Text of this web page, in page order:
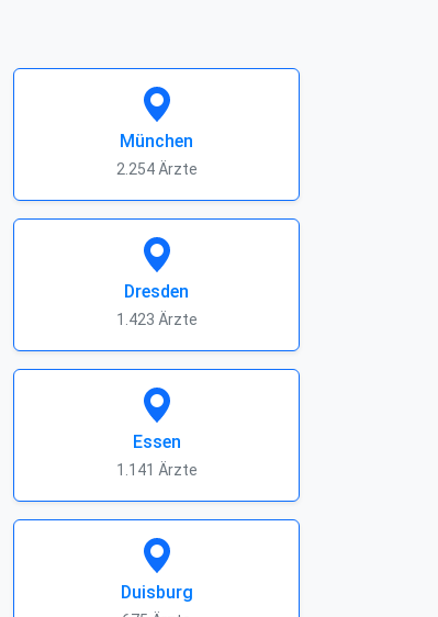
München
2.254 Ärzte
Dresden
1.423 Ärzte
Essen
1.141 Ärzte
Duisburg